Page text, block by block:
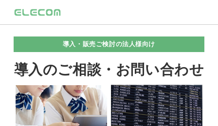
導入・販売ご検討の法人様向け
導入のご相談・お問い合わせ